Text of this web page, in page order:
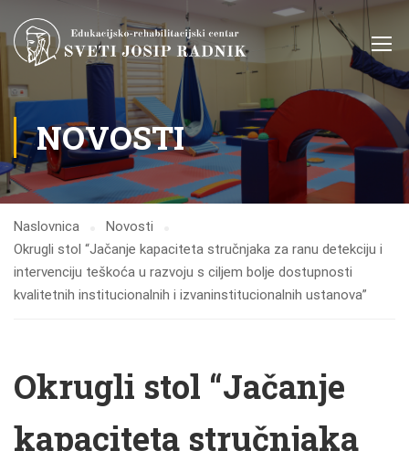
NOVOSTI
Naslovnica
Novosti
Okrugli stol “Jačanje kapaciteta stručnjaka za ranu detekciju i
intervenciju teškoća u razvoju s ciljem bolje dostupnosti
kvalitetnih institucionalnih i izvaninstitucionalnih ustanova”
Okrugli stol “Jačanje
kapaciteta stručnjaka